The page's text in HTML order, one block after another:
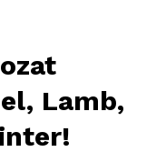
Lamb,